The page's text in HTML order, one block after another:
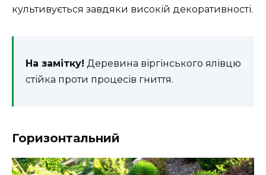
культивується завдяки високій декоративності.
На замітку! Деревина віргінського ялівцю
стійка проти процесів гниття.
Горизонтальний